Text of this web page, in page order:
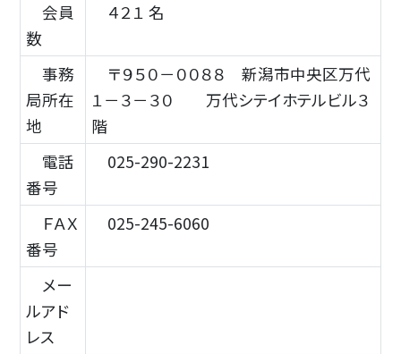
会員
数
４２１ 名
事務
局所在
地
〒９５０－００８８ 新潟市中央区万代
１－３－３０ 万代シテイホテルビル３
階
電話
番号
025-290-2231
ＦＡＸ
番号
025-245-6060
メー
ルアド
レス